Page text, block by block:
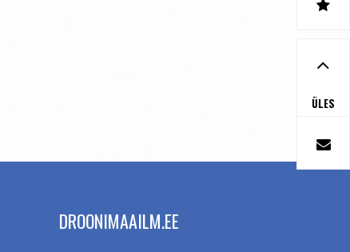
ÜLES
DROONIMAAILM.EE